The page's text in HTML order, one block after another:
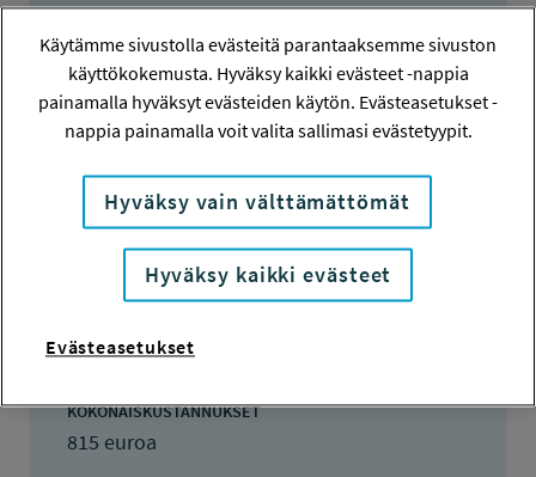
TOTEUTTAJA
Saila Tykkyläinen
LISÄTIETOJA
Saila Tykkyläinen
TOTEUTUSAIKA
1.7.2013 - 15.8.2013
TYÖSUOJELURAHASTON PÄÄTÖS
650 euroa
KOKONAISKUSTANNUKSET
815 euroa
Käytämme sivustolla evästeitä parantaaksemme sivuston
käyttökokemusta. Hyväksy kaikki evästeet -nappia
painamalla hyväksyt evästeiden käytön. Evästeasetukset -
nappia painamalla voit valita sallimasi evästetyypit.
Hyväksy vain välttämättömät
Hyväksy kaikki evästeet
Evästeasetukset